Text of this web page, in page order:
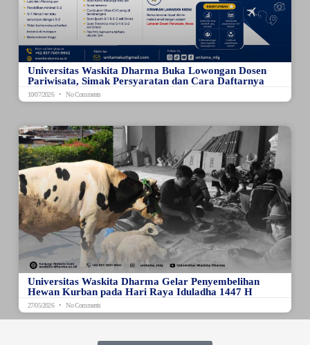
Universitas Waskita Dharma Buka Lowongan Dosen
Pariwisata, Simak Persyaratan dan Cara Daftarnya
10/07/2026 No Comments
Universitas Waskita Dharma Gelar Penyembelihan
Hewan Kurban pada Hari Raya Iduladha 1447 H
27/05/2026 No Comments